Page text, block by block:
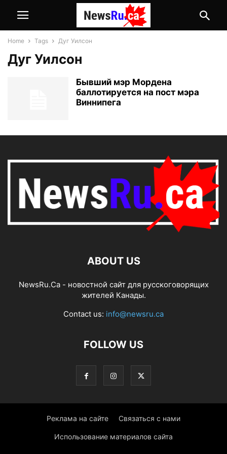
Home Tags Дуг Уилсон
Дуг Уилсон
Бывший мэр Мордена
баллотируется на пост мэра
Виннипега
ABOUT US
NewsRu.Ca - новостной сайт для русскоговорящих
жителей Канады.
Contact us: info@newsru.ca
FOLLOW US
Реклама на сайте Связаться с нами
Использование материалов сайта